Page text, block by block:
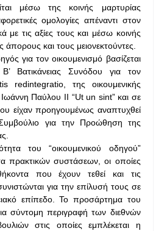
μέσω της κοινής μαρτυρίας
ομολογίες απέναντι στον
με τις αξίες τους και μέσω κοινής
και τους μειονεκτούντες.
για τον οικουμενισμό βασίζεται
Βατικάνειας Συνόδου για τον
redintegratio, της οικουμενικής
Παύλου II “Ut un sint” και σε
είχαν προηγουμένως αναπτυχθεί
για την Προώθηση της
του “οικουμενικού οδηγού”
πρακτικών συστάσεων, οι οποίες
που έχουν τεθεί και τις
για την επίλυσή τους σε
επίπεδο. Το προσάρτημα του
σύντομη περιγραφή των διεθνών
στις οποίες εμπλέκεται η